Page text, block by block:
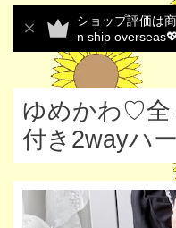
ショップ評価は
n ship
ゆめかわ♡
付き2wayハ